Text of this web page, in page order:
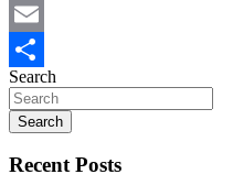
Email
Share
Search
Search
Recent Posts